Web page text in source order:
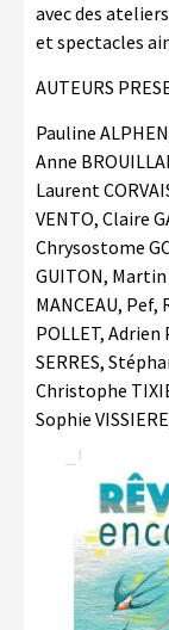
avec des
et spectacles
AUTEURS
Pauline
Anne
Laurent
VENTO, Claire
Chrysostome
GUITON, Martin
MANCEAU,
POLLET, Adrien
SERRES,
Christophe
Sophie